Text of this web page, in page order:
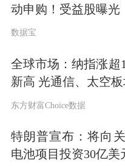
美进口影片表现
国收获了较好的
何类型影片都会
因此影片类型的
中国电影此前表
创新举措，加大
动申购！受益股曝光
数据宝
全球市场：纳指涨超
新高 光通信、太空
东方财富Choice数据
特朗普宣布：将向
电池项目投资30亿美